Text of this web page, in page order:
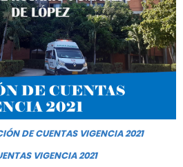
DE CUENTAS VIGENCIA 2021
VIGENCIA 2021